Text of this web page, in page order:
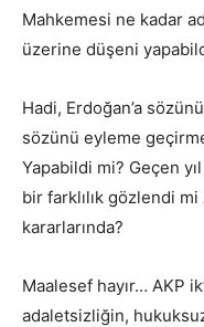
Mahkemesi ne kadar
üzerine düşeni
Hadi, Erdoğan’a
sözünü eyleme
Yapabildi mi? Geçen
bir farklılık gözlendi
kararlarında?
Maalesef hayır… AKP
adaletsizliğin,